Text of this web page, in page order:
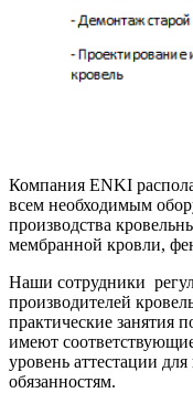
Компания ENKI
всем необходимым
производства
мембранной кровли,
Наши сотрудники
производителей
практические занятия
имеют
уровень аттестации
обязанностям.